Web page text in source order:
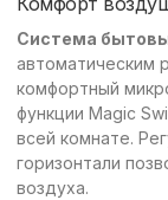
Система
автоматическим
комфортный
функции Magic
всей комнате.
горизонтали
воздуха.